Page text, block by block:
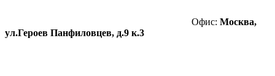
Офис: Москва,
ул.Героев Панфиловцев, д.9 к.3